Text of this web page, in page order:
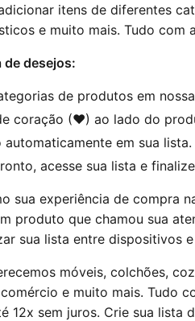
itens de diferentes
e muito mais. Tudo com
de desejos:
de produtos em
coração (♥) ao lado do
automaticamente em sua lista.
acesse sua lista e
sua experiência de compra
produto que chamou sua
sua lista entre dispositivos
móveis, colchões,
e muito mais. Tudo
12x sem juros. Crie sua lista